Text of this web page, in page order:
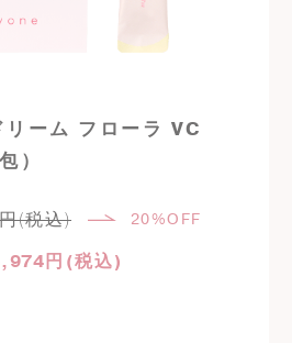
ーム フローラ VC
）
円(税込) 20%OFF
円(税込)